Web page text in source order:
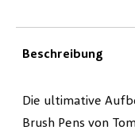
Beschreibung
Die ultimative
Brush Pens von